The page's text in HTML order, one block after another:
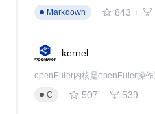
Markdown
843
kernel
C
507 539